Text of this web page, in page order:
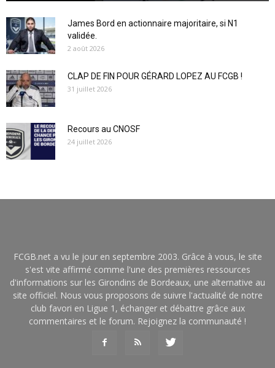
James Bord en actionnaire majoritaire, si N1
validée.
2 août 2026
CLAP DE FIN POUR GÉRARD LOPEZ AU FCGB !
31 juillet 2026
Recours au CNOSF
24 juillet 2026
FCGB.net a vu le jour en septembre 2003. Grâce à vous, le site
s'est vite affirmé comme l'une des premières ressources
d'informations sur les Girondins de Bordeaux, une alternative au
site officiel. Nous vous proposons de suivre l'actualité de notre
club favori en Ligue 1, échanger et débattre grâce aux
commentaires et le forum. Rejoignez la communauté !